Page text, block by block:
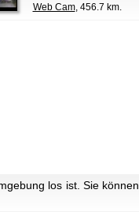
Web Cam, 456.7 km.
los ist. Sie können